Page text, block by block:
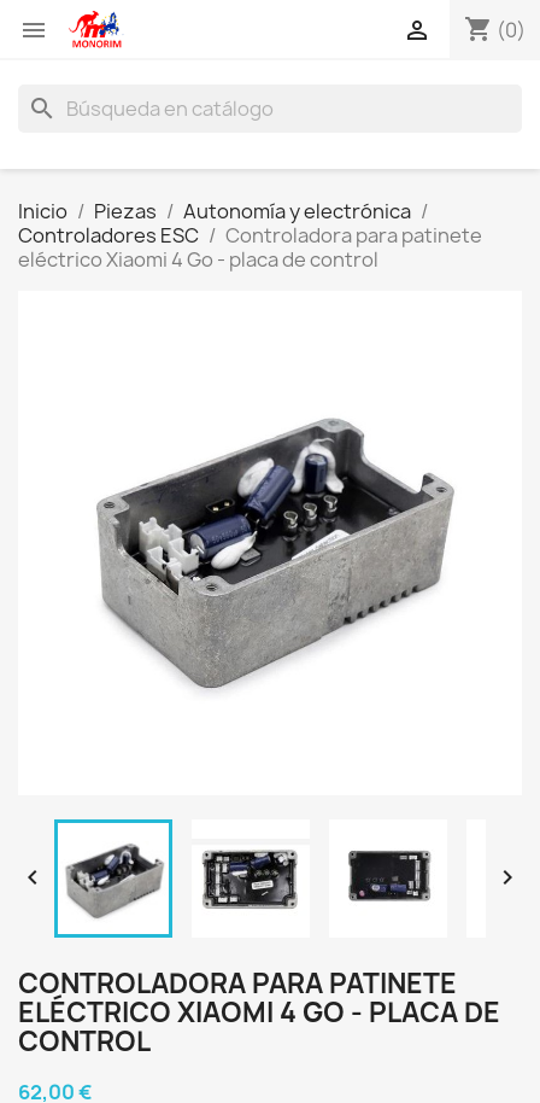
 shopping_cart (0)

search
Inicio Piezas
Autonomía y electrónica
Controladores ESC
Controladora para patinete
eléctrico Xiaomi 4 Go - placa de control
 
CONTROLADORA PARA PATINETE
ELÉCTRICO XIAOMI 4 GO - PLACA DE
CONTROL
62,00 €